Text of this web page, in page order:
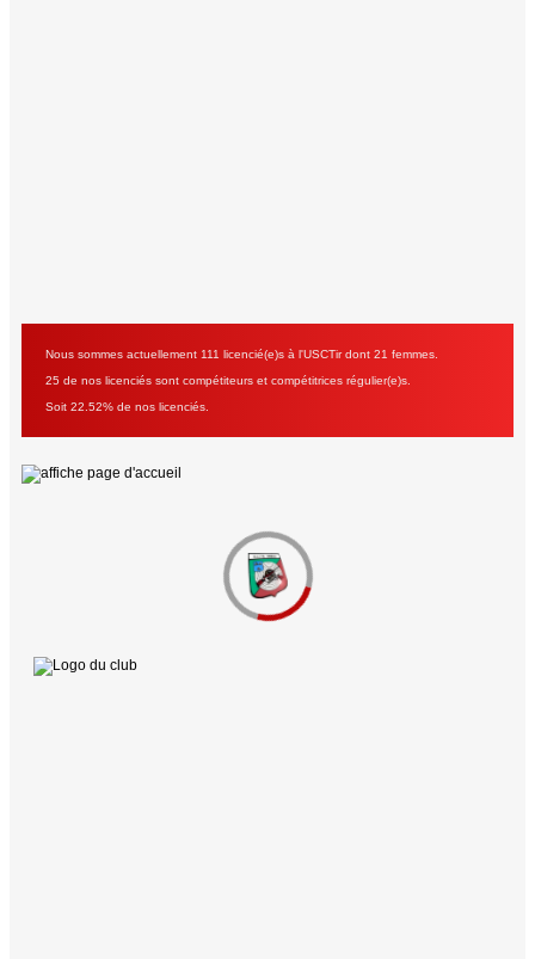
Nous sommes actuellement 111 licencié(e)s à l'USCTir dont 21 femmes.
25 de nos licenciés sont compétiteurs et compétitrices régulier(e)s.
Soit 22.52% de nos licenciés.